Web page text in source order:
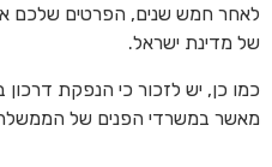
לאחר חמש שנים, הפרטים שלכם
של מדינת ישראל.
כמו כן, יש לזכור כי הנפקת
מאשר במשרדי הפנים של